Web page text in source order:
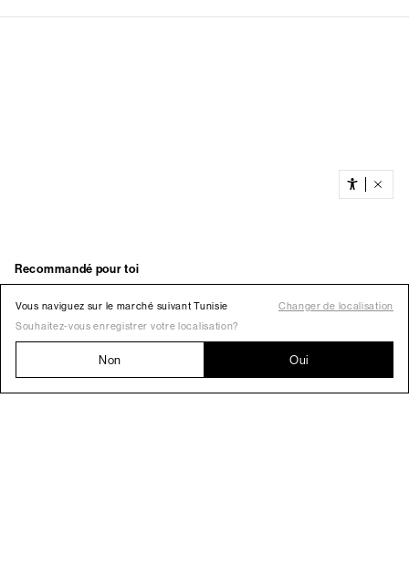
Vous naviguez sur le marché suivant Tunisie
Changer de localisation
Souhaitez-vous enregistrer votre localisation?
Non Oui